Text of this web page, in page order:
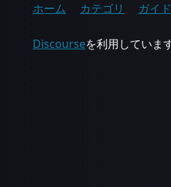
ホーム カテゴリ ガイ
Discourseを利用していま